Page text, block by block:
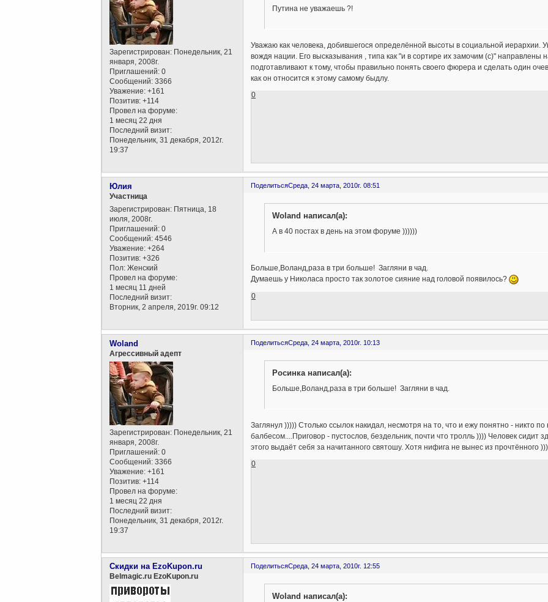
Зарегистрирован: Понедельник, 21
января, 2008г.
Приглашений: 0
Сообщений: 3366
Уважение: +161
Позитив: +114
Провел на форуме:
1 месяц 22 дня
Последний визит:
Понедельник, 31 декабря, 2012г.
19:37
Путина не уважаешь ?!
Уважаю как человека, добившегося определённой высоты в социальной
вождя нации. Его высказывания , типа как "и в сортире их замочим (с)"
подготавливают к тому, чтобы правильно понять своего фюрера и сделать один
как он относится к этому самому быдлу.
0
ПоделитьсяСреда, 24 марта, 2010г. 08:51
Юлия
Участница
Зарегистрирован: Пятница, 18
июля, 2008г.
Приглашений: 0
Сообщений: 4546
Уважение: +264
Позитив: +326
Пол: Женский
Провел на форуме:
1 месяц 11 дней
Последний визит:
Вторник, 2 апреля, 2019г. 09:12
Woland написал(а):
А в 40 постах в день на этом форуме ))))))
Больше,Воланд,раза в три больше! Загляни в чад.
Думаешь у Николаса просто так золотое сияние над головой появилось?
0
ПоделитьсяСреда, 24 марта, 2010г. 10:13
Woland
Агрессивный адепт
Зарегистрирован: Понедельник, 21
января, 2008г.
Приглашений: 0
Сообщений: 3366
Уважение: +161
Позитив: +114
Провел на форуме:
1 месяц 22 дня
Последний визит:
Понедельник, 31 декабря, 2012г.
19:37
Росинка написал(а):
Больше,Воланд,раза в три больше! Загляни в чад.
Заглянул ))))) Столько ссылок накидал, несмотря на то, что и ежу понятно - никто
балбесом....Приговор - пустослов, бездельник, почти что тролль )))) Человек
этого выдаёт себя за начитанного святошу. Хотя нифига не вынес из прочтённого
0
ПоделитьсяСреда, 24 марта, 2010г. 12:55
Скидки на EzoKupon.ru
Belmagic.ru EzoKupon.ru
Woland написал(а):